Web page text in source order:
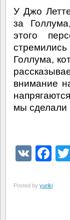
У Джо
за
этого
Голлума,
внимание
мы сделали
VK
Posted by yuriki